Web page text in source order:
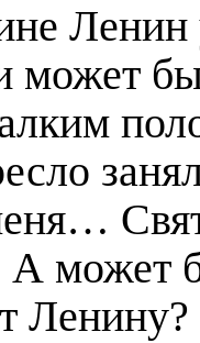
А может